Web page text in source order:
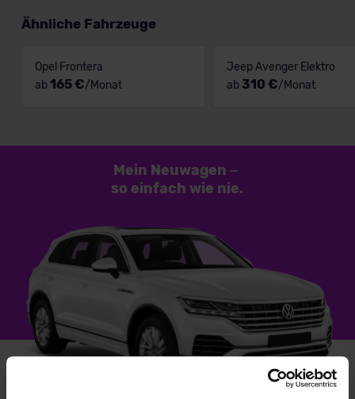
Ähnliche Fahrzeuge
Opel Frontera
ab165 €/Monat
Jeep Avenger Elektro
ab 310 €/Monat
Mein Neuwagen –
so einfach wie nie.